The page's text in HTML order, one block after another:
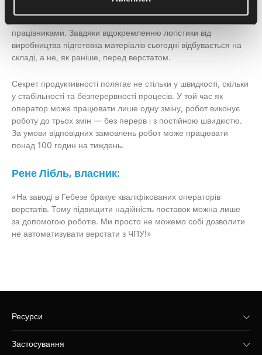
працівниками. Завдяки відокремленню логістики від
виробництва підготовка матеріалів сьогодні відбувається на
складі, а не, як раніше, перед верстатом.
Секрет продуктивності полягає не стільки у швидкості, скільки
у стабільності та безперервності процесів. У той час як
оператор може працювати лише одну зміну, робот виконує
роботу до трьох змін — без перерв і з постійною швидкістю.
За умови відповідних замовлень робот може працювати
понад 100 годин на тиждень.
Рене Лібль, власник:
«На заводі в Гебезе бракує кваліфікованих операторів
верстатів. Тому підвищити надійність поставок можна лише
за допомогою роботів. Ми просто не можемо собі дозволити
не автоматизувати верстати з ЧПУ!»
Ресурси
Застосування